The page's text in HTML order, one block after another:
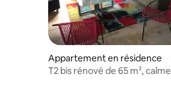
Appartement en résidence
T2 bis rénové de 65 m²,